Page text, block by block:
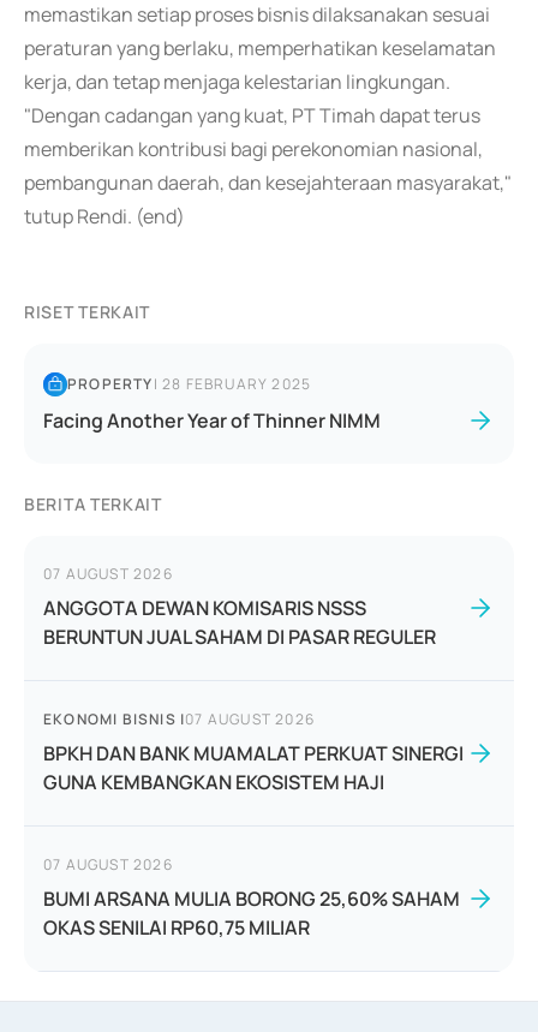
memastikan setiap proses bisnis dilaksanakan sesuai
peraturan yang berlaku, memperhatikan keselamatan
kerja, dan tetap menjaga kelestarian lingkungan.
"Dengan cadangan yang kuat, PT Timah dapat terus
memberikan kontribusi bagi perekonomian nasional,
pembangunan daerah, dan kesejahteraan masyarakat,"
tutup Rendi. (end)
RISET TERKAIT
PROPERTY|28 FEBRUARY 2025
Facing Another Year of Thinner NIMM
BERITA TERKAIT
07 AUGUST 2026
ANGGOTA DEWAN KOMISARIS NSSS
BERUNTUN JUAL SAHAM DI PASAR REGULER
EKONOMI BISNIS |07 AUGUST 2026
BPKH DAN BANK MUAMALAT PERKUAT SINERGI
GUNA KEMBANGKAN EKOSISTEM HAJI
07 AUGUST 2026
BUMI ARSANA MULIA BORONG 25,60% SAHAM
OKAS SENILAI RP60,75 MILIAR